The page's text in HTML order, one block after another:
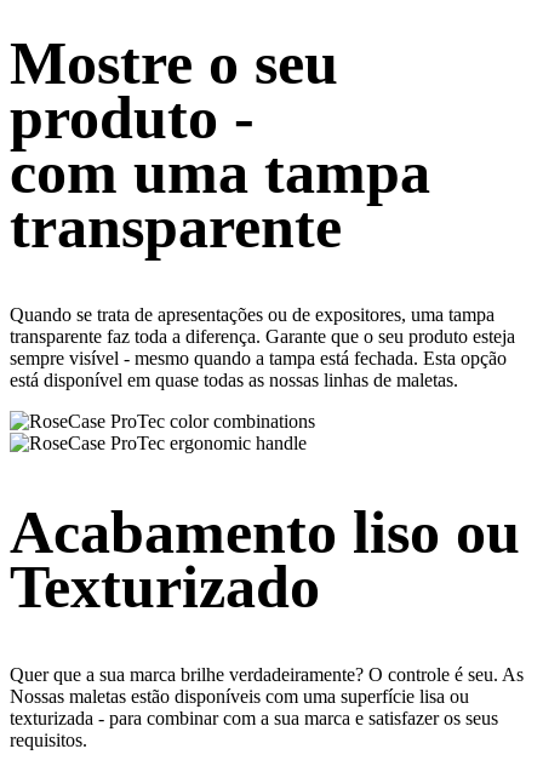
Mostre o seu
produto -
com uma tampa
transparente
Quando se trata de apresentações ou de expositores, uma tampa
transparente faz toda a diferença. Garante que o seu produto esteja
sempre visível - mesmo quando a tampa está fechada. Esta opção
está disponível em quase todas as nossas linhas de maletas.
Acabamento liso ou
Texturizado
Quer que a sua marca brilhe verdadeiramente? O controle é seu. As
Nossas maletas estão disponíveis com uma superfície lisa ou
texturizada - para combinar com a sua marca e satisfazer os seus
requisitos.